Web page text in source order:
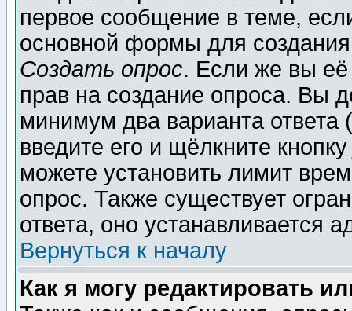
первое сообщение в теме,
основной формы для
Создать опрос. Если же вы её
прав на создание опроса. Вы
минимум два варианта ответа
введите его и щёлкните
можете установить лимит
опрос. Также существует
ответа, оно устанавливается
Вернуться к началу
Как я могу редактировать